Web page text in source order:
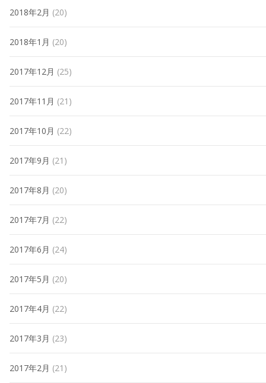
2018年2月 (20)
2018年1月 (20)
2017年12月 (25)
2017年11月 (21)
2017年10月 (22)
2017年9月 (21)
2017年8月 (20)
2017年7月 (22)
2017年6月 (24)
2017年5月 (20)
2017年4月 (22)
2017年3月 (23)
2017年2月 (21)